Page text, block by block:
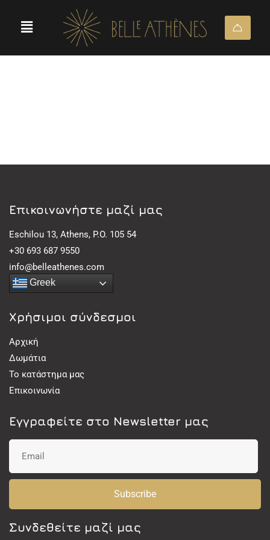
Eπικοινωνήστε μαζί μας
Eschilou 13, Athens, P.O. 105 54
+30 693 687 9550
info@belleathenes.com
Greek
Χρήσιμοι σύνδεσμοι
Αρχική
Δωμάτια
Το κατάστημα μας
Επικοινωνία
Εγγραφείτε στο Newsletter μας
Subscribe
Συνδεθείτε μαζί μας